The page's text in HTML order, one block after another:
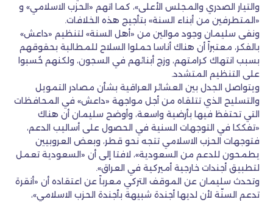
والتيار الصدري والمجلس الأعلى»، كما اتهم «الحزب الاسلامي» و
«المتطرفين من أبناء السنة» بتأجيج هذه الخلافات.
ونفى سليمان وجود موالين من «أهل السنة» لتنظيم «داعش»
بالفكر، معتبراً أن هناك أناسا حملوا السلاح للمطالبة بحقوقهم
بسبب انتهاك كرامتهم، وزج أبنائهم في السجون، ولكنهم حُسبوا
على التنظيم المتشدد.
ويتواصل الجدل بين العشائر العراقية بشأن مصادر التمويل
والتسليح الذي تتلقاه من أجل مواجهة «داعش» في المحافظات
التي تحتفظ فيها بأرضية واسعة، وأوضح سليمان أن هناك
«تفككا في التوجهات السنية في الحصول على أساليب الدعم،
فتوجهات الحزب الاسلامي تتجه نحو قطر، وبعض العروبيين
يطمحون للدعم من السعودية»، لافتا إلى أن «السعودية تعمل
لتطبيق أجندات خارجية أميركية في العراق».
وتحدث سليمان عن الموقف التركي معرباً عن اعتقاده أن «أنقرة
تدعم السنّة لأن لديها أجندة شبيهة بأجندة الحزب الاسلامي»،